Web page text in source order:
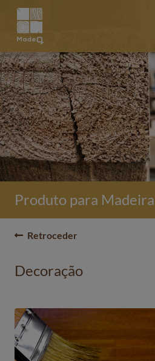
Produto para Madeira
Retroceder
Decoração